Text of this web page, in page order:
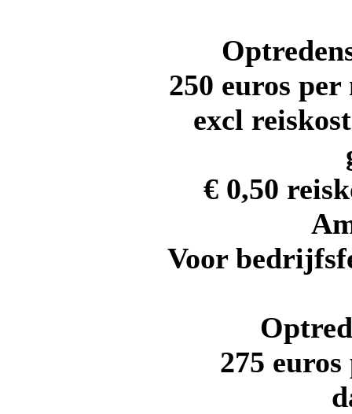
250 euros
excl
€ 0,50
Voor
275